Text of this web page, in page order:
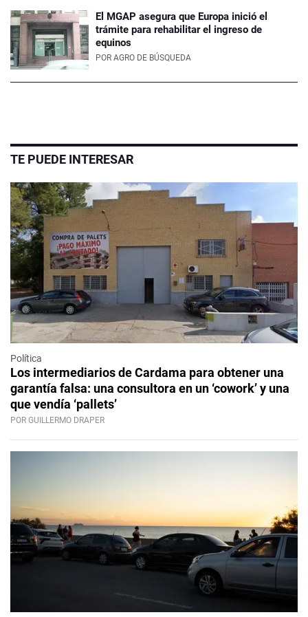
El MGAP asegura que Europa inició el
trámite para rehabilitar el ingreso de
equinos
POR AGRO DE BÚSQUEDA
TE PUEDE INTERESAR
Política
Los intermediarios de Cardama para obtener una
garantía falsa: una consultora en un ‘cowork’ y una
que vendía ‘pallets’
POR GUILLERMO DRAPER